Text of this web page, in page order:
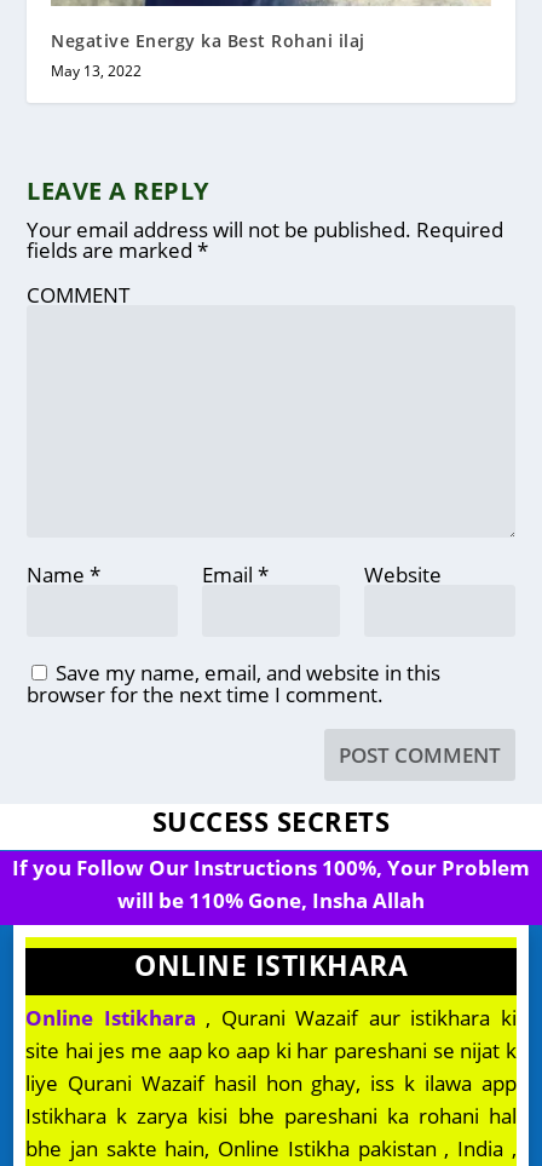
Negative Energy ka Best Rohani ilaj
May 13, 2022
LEAVE A REPLY
Your email address will not be published. Required
fields are marked*
COMMENT
Name* Email * Website
Save my name, email, and website in this
browser for the next time I comment.
SUCCESS SECRETS
If you Follow Our Instructions 100%, Your Problem
will be 110% Gone, Insha Allah
ONLINE ISTIKHARA
Online Istikhara , Qurani Wazaif aur istikhara ki
site hai jes me aap ko aap ki har pareshani se nijat k
liye Qurani Wazaif hasil hon ghay, iss k ilawa app
Istikhara k zarya kisi bhe pareshani ka rohani hal
bhe jan sakte hain, Online Istikha pakistan , India ,